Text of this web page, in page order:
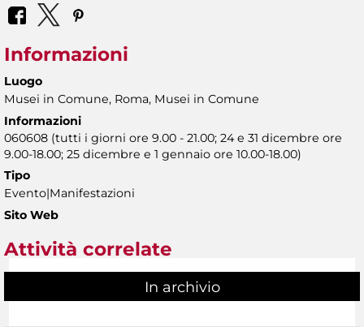
Informazioni
Luogo
Musei in Comune, Roma, Musei in Comune
Informazioni
060608 (tutti i giorni ore 9.00 - 21.00; 24 e 31 dicembre ore
9.00-18.00; 25 dicembre e 1 gennaio ore 10.00-18.00)
Tipo
Evento|Manifestazioni
Sito Web
Attività correlate
In archivio